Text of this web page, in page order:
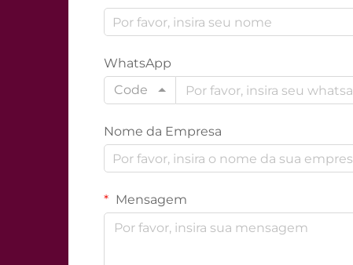
WhatsApp
Code
Nome da Empresa
Mensagem